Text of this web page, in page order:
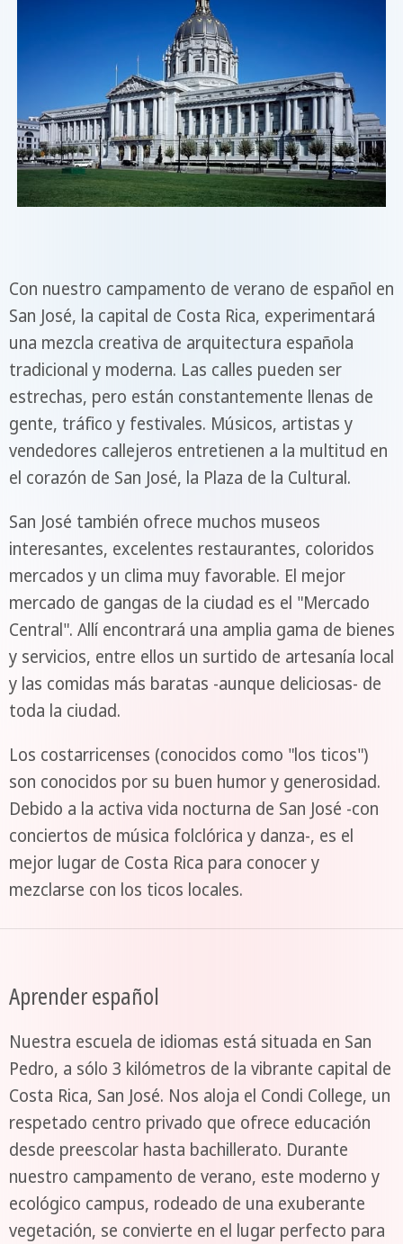
Con nuestro campamento de verano de español en
San José, la capital de Costa Rica, experimentará
una mezcla creativa de arquitectura española
tradicional y moderna. Las calles pueden ser
estrechas, pero están constantemente llenas de
gente, tráfico y festivales. Músicos, artistas y
vendedores callejeros entretienen a la multitud en
el corazón de San José, la Plaza de la Cultural.
San José también ofrece muchos museos
interesantes, excelentes restaurantes, coloridos
mercados y un clima muy favorable. El mejor
mercado de gangas de la ciudad es el "Mercado
Central". Allí encontrará una amplia gama de bienes
y servicios, entre ellos un surtido de artesanía local
y las comidas más baratas -aunque deliciosas- de
toda la ciudad.
Los costarricenses (conocidos como "los ticos")
son conocidos por su buen humor y generosidad.
Debido a la activa vida nocturna de San José -con
conciertos de música folclórica y danza-, es el
mejor lugar de Costa Rica para conocer y
mezclarse con los ticos locales.
Aprender español
Nuestra escuela de idiomas está situada en San
Pedro, a sólo 3 kilómetros de la vibrante capital de
Costa Rica, San José. Nos aloja el Condi College, un
respetado centro privado que ofrece educación
desde preescolar hasta bachillerato. Durante
nuestro campamento de verano, este moderno y
ecológico campus, rodeado de una exuberante
vegetación, se convierte en el lugar perfecto para